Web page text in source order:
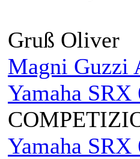
Gruß Oliver
Magni Guzzi
Yamaha SRX
Yamaha SRX